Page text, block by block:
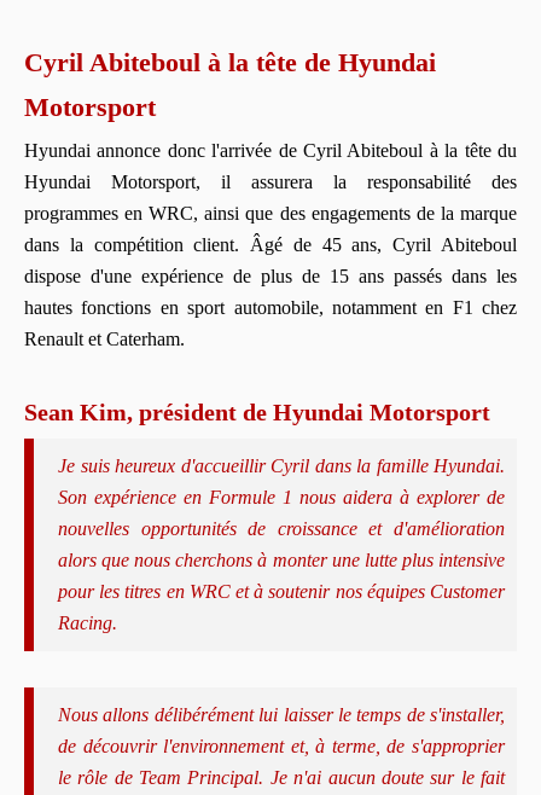
Cyril Abiteboul à la tête de Hyundai
Motorsport
Hyundai annonce donc l'arrivée de Cyril Abiteboul à la tête du
Hyundai Motorsport, il assurera la responsabilité des
programmes en WRC, ainsi que des engagements de la marque
dans la compétition client. Âgé de 45 ans, Cyril Abiteboul
dispose d'une expérience de plus de 15 ans passés dans les
hautes fonctions en sport automobile, notamment en F1 chez
Renault et Caterham.
Sean Kim, président de Hyundai Motorsport
Je suis heureux d'accueillir Cyril dans la famille Hyundai.
Son expérience en Formule 1 nous aidera à explorer de
nouvelles opportunités de croissance et d'amélioration
alors que nous cherchons à monter une lutte plus intensive
pour les titres en WRC et à soutenir nos équipes Customer
Racing.
Nous allons délibérément lui laisser le temps de s'installer,
de découvrir l'environnement et, à terme, de s'approprier
le rôle de Team Principal. Je n'ai aucun doute sur le fait